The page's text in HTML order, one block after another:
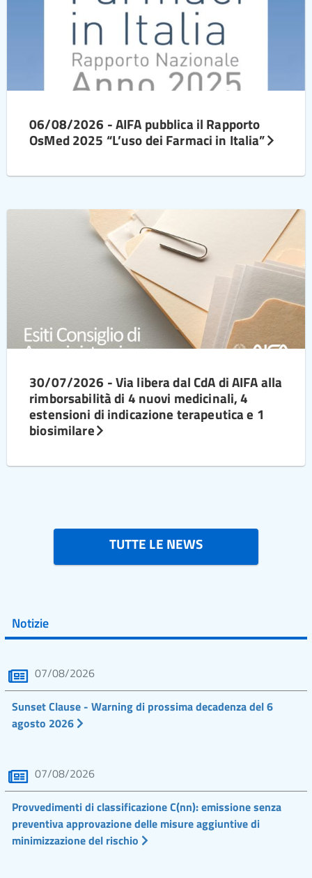
06/08/2026 - AIFA pubblica il Rapporto
OsMed 2025 “L’uso dei Farmaci in Italia”
30/07/2026 - Via libera dal CdA di AIFA alla
rimborsabilità di 4 nuovi medicinali, 4
estensioni di indicazione terapeutica e 1
biosimilare
TUTTE LE NEWS
Notizie
07/08/2026
Sunset Clause - Warning di prossima decadenza del 6
agosto 2026
07/08/2026
Provvedimenti di classificazione C(nn): emissione senza
preventiva approvazione delle misure aggiuntive di
minimizzazione del rischio